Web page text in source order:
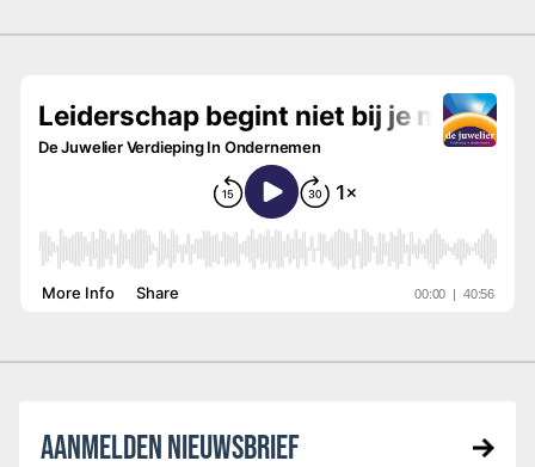
AANMELDEN NIEUWSBRIEF